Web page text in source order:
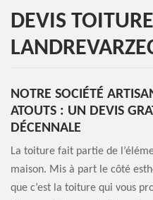
DEVIS TOITURE
NOTRE SOCIÉTÉ
ATOUTS : UN DEVIS
DÉCENNALE
La toiture fait partie de
maison. Mis à part le côté
que c’est la toiture qui vous